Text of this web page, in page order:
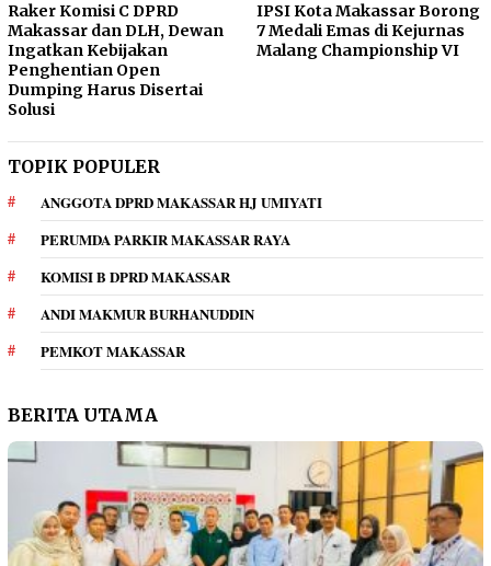
Raker Komisi C DPRD
Makassar dan DLH, Dewan
Ingatkan Kebijakan
Penghentian Open
Dumping Harus Disertai
Solusi
IPSI Kota Makassar Borong
7 Medali Emas di Kejurnas
Malang Championship VI
TOPIK POPULER
ANGGOTA DPRD MAKASSAR HJ UMIYATI
PERUMDA PARKIR MAKASSAR RAYA
KOMISI B DPRD MAKASSAR
ANDI MAKMUR BURHANUDDIN
PEMKOT MAKASSAR
BERITA UTAMA